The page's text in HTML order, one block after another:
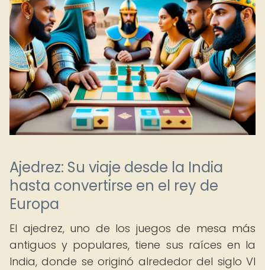
Ajedrez: Su viaje desde la India
hasta convertirse en el rey de
Europa
El ajedrez, uno de los juegos de mesa más
antiguos y populares, tiene sus raíces en la
India, donde se originó alrededor del siglo VI